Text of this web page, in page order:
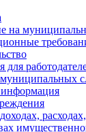
на
муниципальных
информация